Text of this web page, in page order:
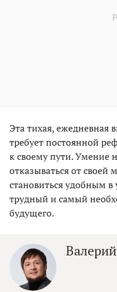
Эта тихая, ежедневная
требует постоянной
к своему пути. Умение
отказываться от своей
становиться удобным
трудный и самый
будущего.